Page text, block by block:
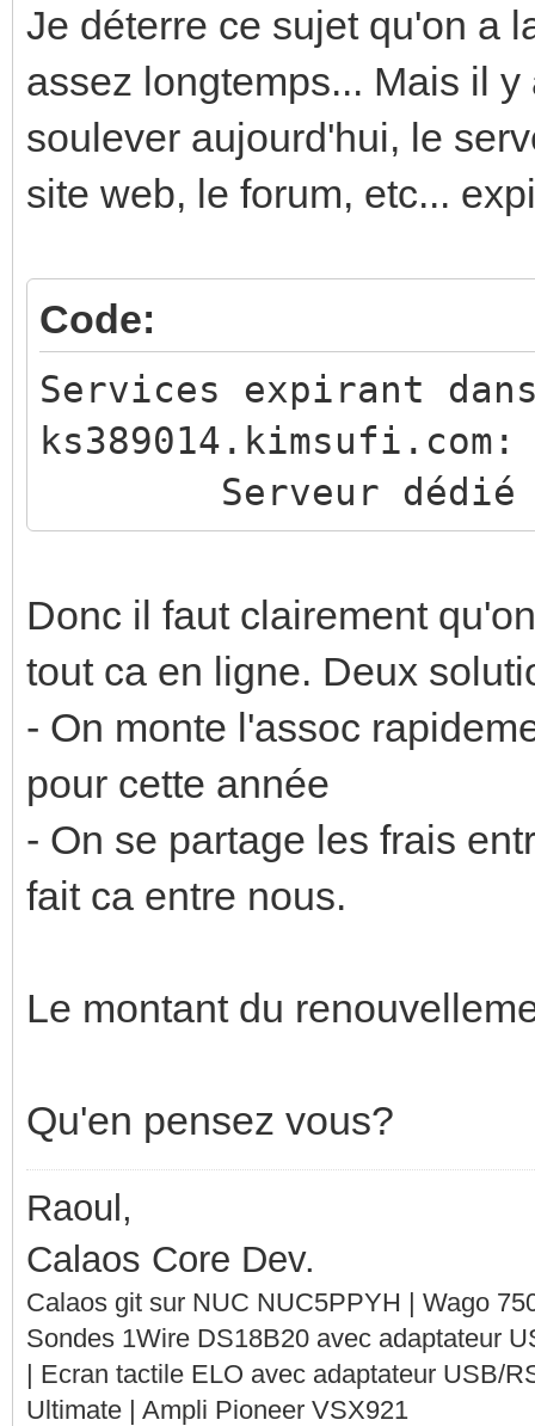
Je déterre ce sujet qu'on a
assez longtemps... Mais il
soulever aujourd'hui, le
site web, le forum, etc...
Code:
Services expirant
ks389014.kimsufi.com:
Serveur dédié /
Donc il faut clairement
tout ca en ligne. Deux
- On monte l'assoc
pour cette année
- On se partage les frais
fait ca entre nous.
Le montant du
Qu'en pensez vous?
Raoul,
Calaos Core Dev.
Calaos git sur NUC NUC5PPYH | Wago
Sondes 1Wire DS18B20 avec adaptateur
| Ecran tactile ELO avec adaptateur USB/
Ultimate | Ampli Pioneer VSX921